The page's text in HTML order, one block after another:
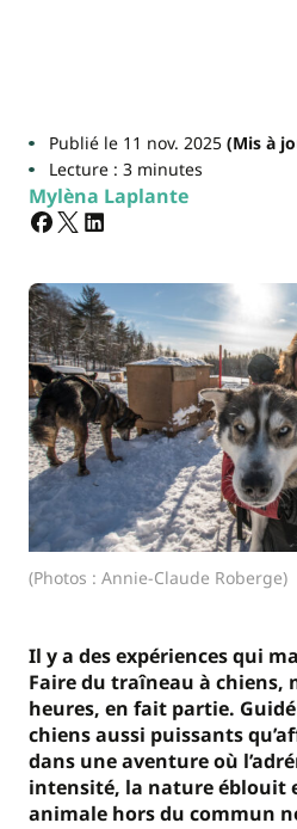
Publié le 11 nov. 2025(Mis à
Lecture : 3 minutes
Mylèna Laplante
(Photos : Annie-Claude Roberge)
Il y a des expériences qui
Faire du traîneau à chiens,
heures, en fait partie.
chiens aussi puissants
dans une aventure où
intensité, la nature éblouit
animale hors du commun